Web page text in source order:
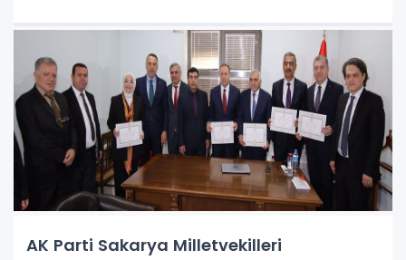
AK Parti Sakarya Milletvekilleri